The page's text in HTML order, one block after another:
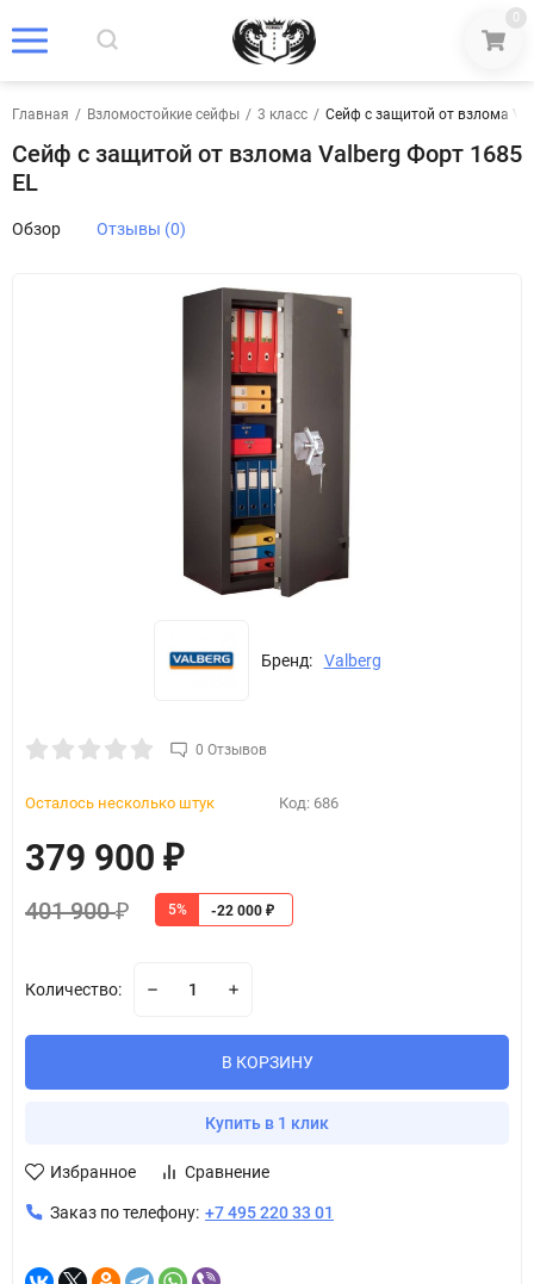
0
Главная / Взломостойкие сейфы / 3 класс / Сейф с защитой от взлома
Сейф с защитой от взлома Valberg Форт 1685
EL
Обзор Отзывы (0)
Бренд: Valberg
0 Отзывов
Осталось несколько штук Код: 686
379 900 ₽
401 900₽ 5% -22 000 ₽
Количество:
В КОРЗИНУ
Купить в 1 клик
Избранное Сравнение
Заказ по телефону: +7 495 220 33 01